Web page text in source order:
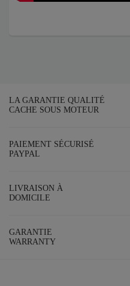
LA GARANTIE QUALITÉ
CACHE SOUS MOTEUR
PAIEMENT SÉCURISÉ
PAYPAL
LIVRAISON À
DOMICILE
GARANTIE
WARRANTY